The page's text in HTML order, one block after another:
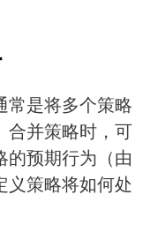
常是将多个策略
并策略时，可
的预期行为（由
义策略将如何处